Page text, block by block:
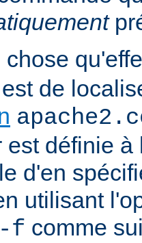
chose
de
est définie
d'en
utilisant
-f comme